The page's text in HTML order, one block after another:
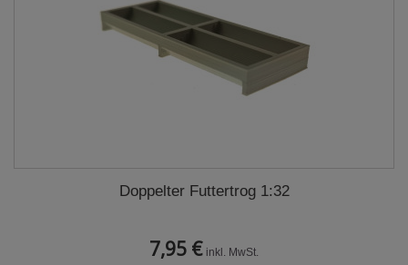
Doppelter Futtertrog 1:32
7,95 € inkl. MwSt.